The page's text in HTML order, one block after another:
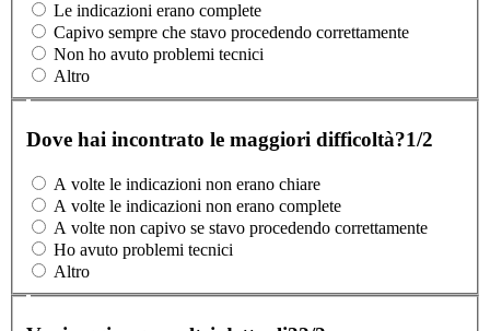
Le indicazioni erano complete
Capivo sempre che stavo procedendo correttamente
Non ho avuto problemi tecnici
Altro
Dove hai incontrato le maggiori difficoltà?1/2
A volte le indicazioni non erano chiare
A volte le indicazioni non erano complete
A volte non capivo se stavo procedendo correttamente
Ho avuto problemi tecnici
Altro